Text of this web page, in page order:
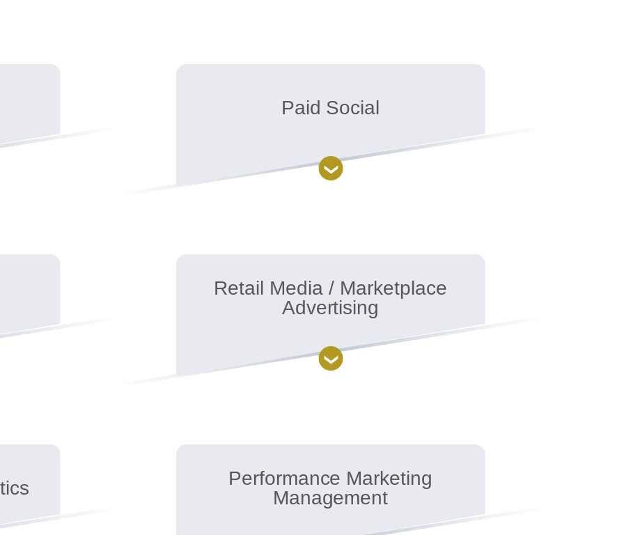
Paid Social
Retail Media / Marketplace
Advertising
Performance Marketing
Management